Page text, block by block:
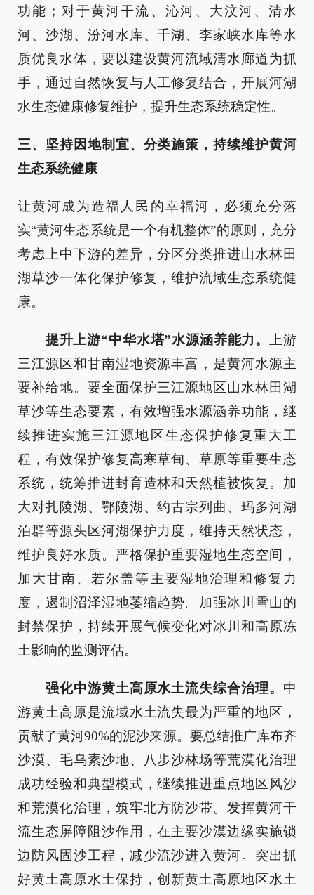
功能；对于黄河干流、沁河、大汶河、清水
河、沙湖、汾河水库、千湖、李家峡水库等水
质优良水体，要以建设黄河流域清水廊道为抓
手，通过自然恢复与人工修复结合，开展河湖
水生态健康修复维护，提升生态系统稳定性。
三、坚持因地制宜、分类施策，持续维护黄河
生态系统健康
让黄河成为造福人民的幸福河，必须充分落
实“黄河生态系统是一个有机整体”的原则，充分
考虑上中下游的差异，分区分类推进山水林田
湖草沙一体化保护修复，维护流域生态系统健
康。
提升上游“中华水塔”水源涵养能力。
上游
三江源区和甘南湿地资源丰富，是黄河水源主
要补给地。要全面保护三江源地区山水林田湖
草沙等生态要素，有效增强水源涵养功能，继
续推进实施三江源地区生态保护修复重大工
程，有效保护修复高寒草甸、草原等重要生态
系统，统筹推进封育造林和天然植被恢复。加
大对扎陵湖、鄂陵湖、约古宗列曲、玛多河湖
泊群等源头区河湖保护力度，维持天然状态，
维护良好水质。严格保护重要湿地生态空间，
加大甘南、若尔盖等主要湿地治理和修复力
度，遏制沼泽湿地萎缩趋势。加强冰川雪山的
封禁保护，持续开展气候变化对冰川和高原冻
土影响的监测评估。
强化中游黄土高原水土流失综合治理。 中
游黄土高原是流域水土流失最为严重的地区，
贡献了黄河90%的泥沙来源。要总结推广库布齐
沙漠、毛乌素沙地、八步沙林场等荒漠化治理
成功经验和典型模式，继续推进重点地区风沙
和荒漠化治理，筑牢北方防沙带。发挥黄河干
流生态屏障阻沙作用，在主要沙漠边缘实施锁
边防风固沙工程，减少流沙进入黄河。突出抓
好黄土高原水土保持，创新黄土高原地区水土